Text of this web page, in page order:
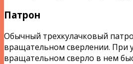
Патрон
Обычный трехкулачковый
вращательном сверлении. При
вращательном сверло в нем